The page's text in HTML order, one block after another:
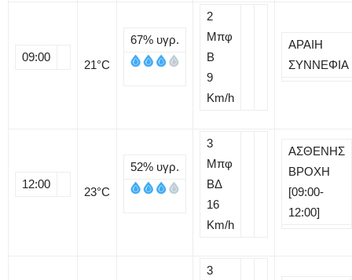
09:00
21°C
67% υγρ.
2
Μπφ
B
9
Km/h
ΑΡΑΙΗ
ΣΥΝΝΕΦΙΑ
12:00
23°C
52% υγρ.
3
Μπφ
ΒΔ
16
Km/h
ΑΣΘΕΝΗΣ
ΒΡΟΧΗ
[09:00-
12:00]
3